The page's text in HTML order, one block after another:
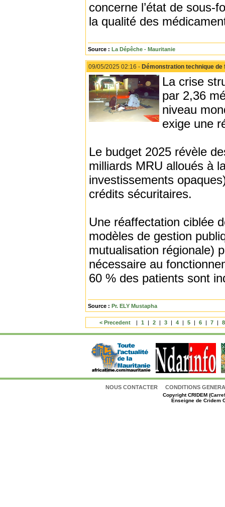
concerne l’état de sous-
la qualité des
Source : La Dépêche - Mauritanie
09/05/2025 02:16 - Démonstration technique
La crise
par 2,36
niveau
exige une
Le budget 2025 révèle
milliards MRU alloués à
investissements
crédits sécuritaires.
Une réaffectation ciblée
modèles de gestion
mutualisation régionale)
nécessaire au
60 % des patients sont
Source : Pr. ELY Mustapha
< Precedent | 1 | 2 | 3 | 4 | 5 | 6 | 7 | 8
NOUS CONTACTER CONDITIONS
CopyrightCRIDEM
Enseigne de Cridem